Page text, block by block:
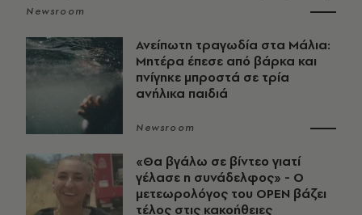
Newsroom
Ανείπωτη τραγωδία στα Μάλια:
Μητέρα έπεσε από βάρκα και
πνίγηκε μπροστά σε τρία
ανήλικα παιδιά
Newsroom
«Θα βγάλω σε βίντεο γιατί
γέλασε η συνάδελφος» - Ο
μετεωρολόγος του OPEN βάζει
τέλος στις κακοήθειες